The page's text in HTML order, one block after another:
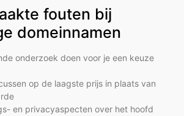
fouten bij
domeinnamen
onderzoek doen voor je een keuze
op de laagste prijs in plaats van
en privacyaspecten over het hoofd